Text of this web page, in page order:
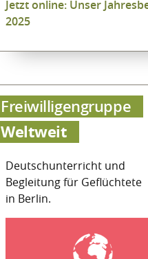
Jetzt online: Unser
2025
Freiwilligengruppe
Weltweit
Deutschunterricht und
Begleitung für Geflüchtete
in Berlin.